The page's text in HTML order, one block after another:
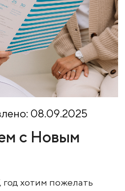
08.09.2025
с Новым
год хотим пожелать